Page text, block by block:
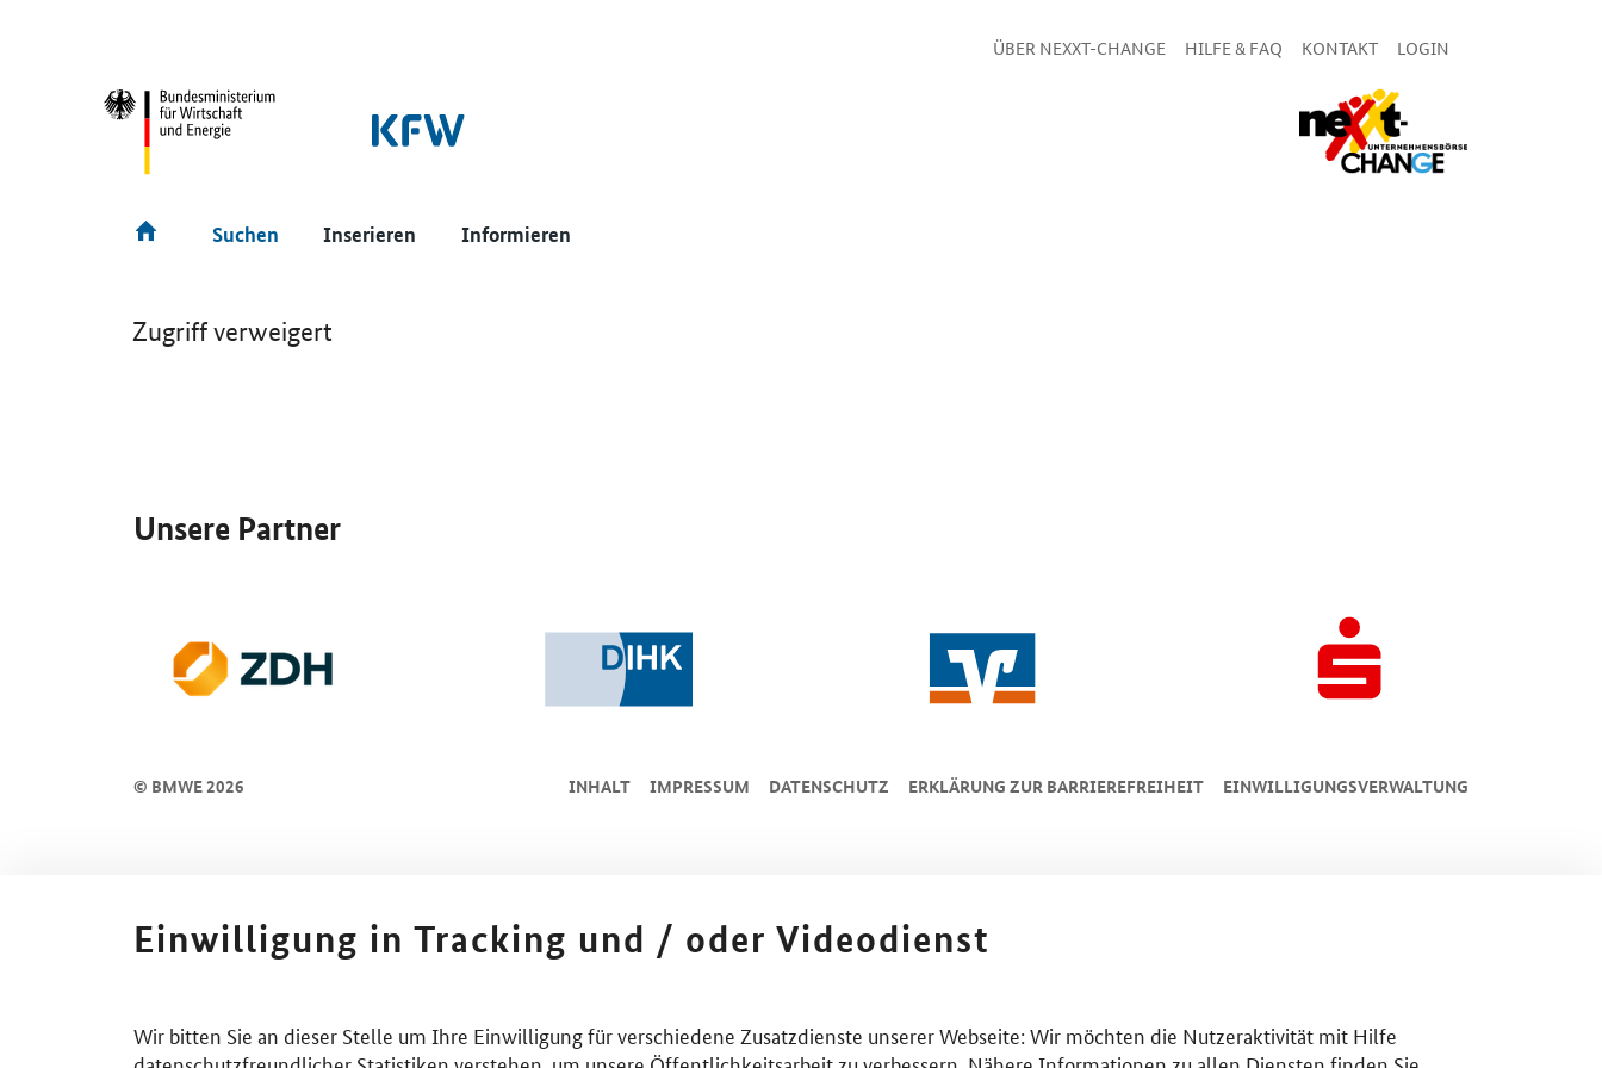
ÜBER NEXXT-CHANGE HILFE & FAQ KONTAKT LOGIN
Suchen Inserieren Informieren
Zugriff verweigert
Unsere Partner
© BMWE 2026 INHALT IMPRESSUM DA­TEN­SCHUTZ ERKLÄRUNG ZUR BARRIEREFREIHEIT EINWILLIGUNGSVERWALTUNG
Einwilligung in Tracking und / oder Videodienst
Wir bitten Sie an dieser Stelle um Ihre Einwilligung für verschiedene Zusatzdienste unserer Webseite: Wir möchten die Nutzeraktivität mit Hilfe